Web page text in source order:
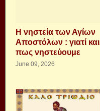
Η νηστεία των Αγίων
Αποστόλων : γιατί και
πως νηστεύουμε
June 09, 2026